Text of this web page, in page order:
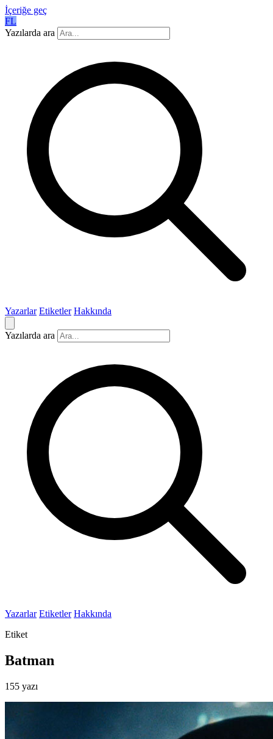
İçeriğe geç
FL
Yazılarda ara
Yazarlar Etiketler Hakkında
Yazılarda ara
Yazarlar Etiketler Hakkında
Etiket
Batman
155 yazı